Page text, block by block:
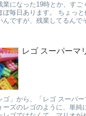
業になった19時とか、すご
。 ちょっと休憩がてらコンビ
んですが、残業してるんで
レゴ スーパーマ
ゴ」から、「レゴ スーパー
ーズのレゴのように、単純